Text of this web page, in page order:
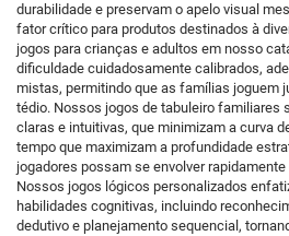
durabilidade e preservam o apelo visual
fator crítico para produtos destinados à
jogos para crianças e adultos em nosso
dificuldade cuidadosamente calibrados,
mistas, permitindo que as famílias joguem
tédio. Nossos jogos de tabuleiro familiares
claras e intuitivas, que minimizam a curva
tempo que maximizam a profundidade
jogadores possam se envolver
Nossos jogos lógicos personalizados
habilidades cognitivas, incluindo
dedutivo e planejamento sequencial,